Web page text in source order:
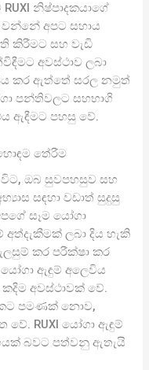
නිෂ්පාදකයාගේ
අපට සහාය
කිරීමට සහ වැඩි
අවස්ථාව ලබා
කර ඇත්තේ සරල නමුත්
පන්තිවලට සහභාගි
ඇඳීමට පහසු වේ.
හොඳම තේරීම
විට, ඔබ සුවපහසුව සහ
සඳහා වඩාත් සුදුසු
සෑම යෝගා
ලබා දිය හැකි
කර පරීක්ෂා කර
යෝගා ඇඳුම් අලෙවිය
අවස්ථාවක් වේ.
පමණක් නොව,
RUXI යෝගා ඇඳුම්
බවට පත්වනු ඇතැයි